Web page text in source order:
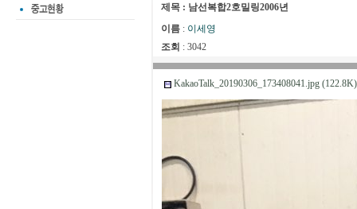
제목 : 남선복합2호밀링2006년
이름 : 이세영
조회 : 3042
KakaoTalk_20190306_173408041.jpg (122.8K)